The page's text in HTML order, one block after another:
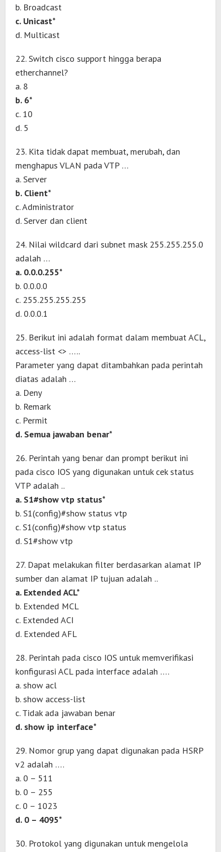
b. Broadcast
c. Unicast*
d. Multicast
22. Switch cisco support hingga berapa
etherchannel?
a. 8
b. 6*
c. 10
d. 5
23. Kita tidak dapat membuat, merubah, dan
menghapus VLAN pada VTP …
a. Server
b. Client*
c. Administrator
d. Server dan client
24. Nilai wildcard dari subnet mask 255.255.255.0
adalah …
a. 0.0.0.255*
b. 0.0.0.0
c. 255.255.255.255
d. 0.0.0.1
25. Berikut ini adalah format dalam membuat ACL,
access-list <> …..
Parameter yang dapat ditambahkan pada perintah
diatas adalah …
a. Deny
b. Remark
c. Permit
d. Semua jawaban benar*
26. Perintah yang benar dan prompt berikut ini
pada cisco IOS yang digunakan untuk cek status
VTP adalah ..
a. S1#show vtp status*
b. S1(config)#show status vtp
c. S1(config)#show vtp status
d. S1#show vtp
27. Dapat melakukan filter berdasarkan alamat IP
sumber dan alamat IP tujuan adalah ..
a. Extended ACL*
b. Extended MCL
c. Extended ACI
d. Extended AFL
28. Perintah pada cisco IOS untuk memverifikasi
konfigurasi ACL pada interface adalah ….
a. show acl
b. show access-list
c. Tidak ada jawaban benar
d. show ip interface*
29. Nomor grup yang dapat digunakan pada HSRP
v2 adalah ….
a. 0 – 511
b. 0 – 255
c. 0 – 1023
d. 0 – 4095*
30. Protokol yang digunakan untuk mengelola